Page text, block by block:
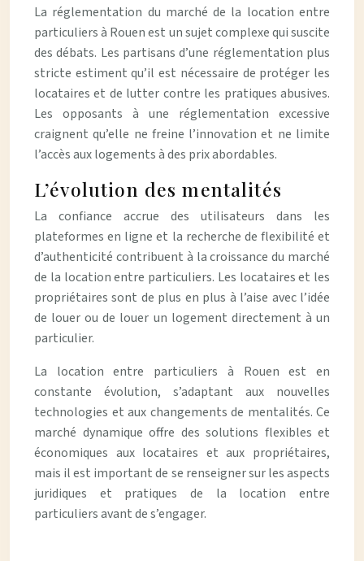
La réglementation du marché de la location entre
particuliers à Rouen est un sujet complexe qui suscite
des débats. Les partisans d’une réglementation plus
stricte estiment qu’il est nécessaire de protéger les
locataires et de lutter contre les pratiques abusives.
Les opposants à une réglementation excessive
craignent qu’elle ne freine l’innovation et ne limite
l’accès aux logements à des prix abordables.
L’évolution des mentalités
La confiance accrue des utilisateurs dans les
plateformes en ligne et la recherche de flexibilité et
d’authenticité contribuent à la croissance du marché
de la location entre particuliers. Les locataires et les
propriétaires sont de plus en plus à l’aise avec l’idée
de louer ou de louer un logement directement à un
particulier.
La location entre particuliers à Rouen est en
constante évolution, s’adaptant aux nouvelles
technologies et aux changements de mentalités. Ce
marché dynamique offre des solutions flexibles et
économiques aux locataires et aux propriétaires,
mais il est important de se renseigner sur les aspects
juridiques et pratiques de la location entre
particuliers avant de s’engager.